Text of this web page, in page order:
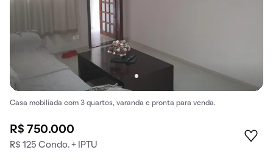
Casa mobiliada com 3 quartos, varanda e pronta para venda.
R$ 750.000
R$ 125 Condo. + IPTU